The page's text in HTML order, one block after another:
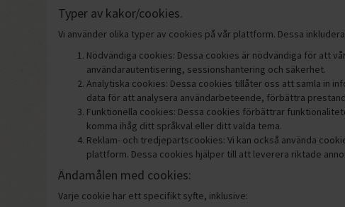
Typer av kakor/cookies.
Vi använder olika typer av cookies på vår plattform. Dessa
Nödvändiga cookies: Dessa cookies är nödvändiga för att
användarautentisering, sessionshantering och säkerhet.
Analytiska cookies: Dessa cookies tillåter oss att samla in
data för att analysera användarbeteende, förbättra
Funktionella cookies: Dessa cookies förbättrar
komma ihåg ditt språkval eller ditt valda tema.
Reklam- och tredjepartscookies: Vi kan också använda
plattform. Dessa cookies hjälper till att leverera riktade
Ändamålen med cookies:
Varje cookie har ett specifikt syfte, inklusive: